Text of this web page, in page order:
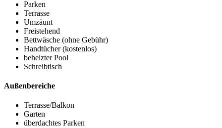
Parken
Terrasse
Umzäunt
Freistehend
Bettwäsche (ohne Gebühr)
Handtücher (kostenlos)
beheizter Pool
Schreibtisch
Außenbereiche
Terrasse/Balkon
Garten
überdachtes Parken